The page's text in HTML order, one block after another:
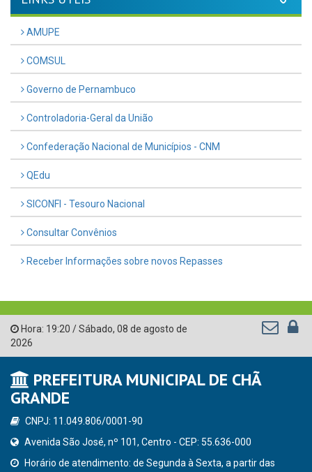
AMUPE
COMSUL
Governo de Pernambuco
Controladoria-Geral da União
Confederação Nacional de Municípios - CNM
QEdu
SICONFI - Tesouro Nacional
Consultar Convênios
Receber Informações sobre novos Repasses
Hora: 19:20 /Sábado, 08 de agosto de
2026
PREFEITURA MUNICIPAL DE CHÃ
GRANDE
CNPJ: 11.049.806/0001-90
Avenida São José, nº 101, Centro - CEP: 55.636-000
Horário de atendimento: de Segunda à Sexta, a partir das